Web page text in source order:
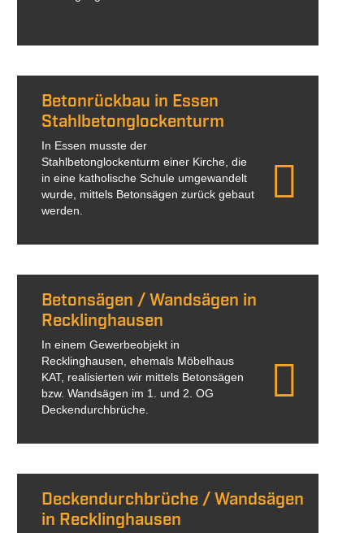
Betonrückbau in Essen
Stahlbetonglockenturm
In Essen musste der
Stahlbetonglockenturm einer Kirche, die
in eine katholische Schule umgewandelt
wurde, mittels Betonsägen zurück gebaut
werden.
Betonsägen / Wandsägen in
Recklinghausen
In einem Gewerbeobjekt in
Recklinghausen, ehemals Möbelhaus
KAT, realisierten wir mittels Betonsägen
bzw. Wandsägen im 1. und 2. OG
Deckendurchbrüche.
Deckendurchbrüche / Wandsägen
in Recklinghausen